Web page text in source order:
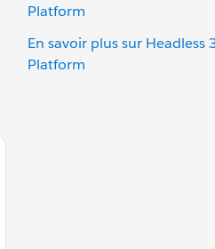
Platform
En savoir plus sur Headless
Platform